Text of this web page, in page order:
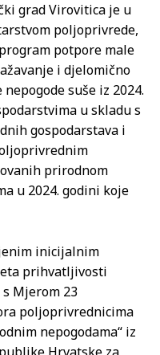
grad Virovitica je u
poljoprivrede,
potpore male
i djelomično
suše iz 2024.
u skladu s
gospodarstava i
prirodnom
u 2024. godini koje
inicijalnim
prihvatljivosti
Mjerom 23
poljoprivrednicima
nepogodama“ iz